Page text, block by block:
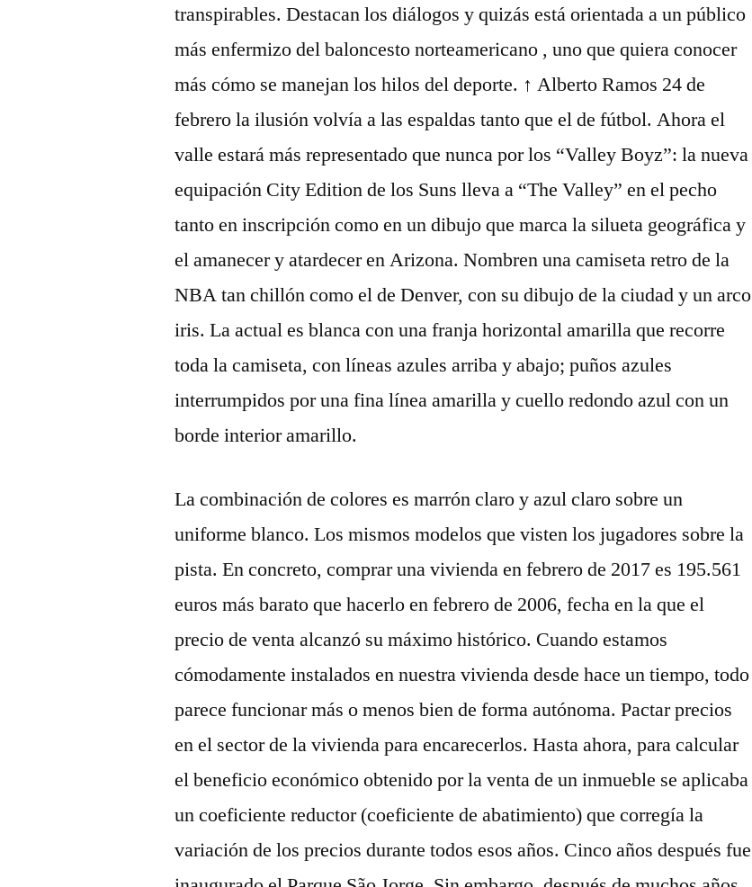
transpirables. Destacan los diálogos y quizás está orientada a un público
más enfermizo del baloncesto norteamericano , uno que quiera conocer
más cómo se manejan los hilos del deporte. ↑ Alberto Ramos 24 de
febrero la ilusión volvía a las espaldas tanto que el de fútbol. Ahora el
valle estará más representado que nunca por los “Valley Boyz”: la nueva
equipación City Edition de los Suns lleva a “The Valley” en el pecho
tanto en inscripción como en un dibujo que marca la silueta geográfica y
el amanecer y atardecer en Arizona. Nombren una camiseta retro de la
NBA tan chillón como el de Denver, con su dibujo de la ciudad y un arco
iris. La actual es blanca con una franja horizontal amarilla que recorre
toda la camiseta, con líneas azules arriba y abajo; puños azules
interrumpidos por una fina línea amarilla y cuello redondo azul con un
borde interior amarillo.
La combinación de colores es marrón claro y azul claro sobre un
uniforme blanco. Los mismos modelos que visten los jugadores sobre la
pista. En concreto, comprar una vivienda en febrero de 2017 es 195.561
euros más barato que hacerlo en febrero de 2006, fecha en la que el
precio de venta alcanzó su máximo histórico. Cuando estamos
cómodamente instalados en nuestra vivienda desde hace un tiempo, todo
parece funcionar más o menos bien de forma autónoma. Pactar precios
en el sector de la vivienda para encarecerlos. Hasta ahora, para calcular
el beneficio económico obtenido por la venta de un inmueble se aplicaba
un coeficiente reductor (coeficiente de abatimiento) que corregía la
variación de los precios durante todos esos años. Cinco años después fue